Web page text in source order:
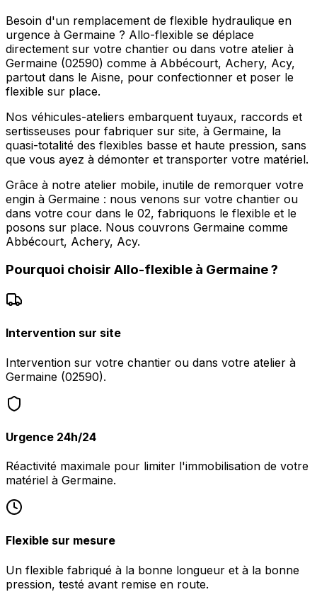
Besoin d'un remplacement de flexible hydraulique en
urgence à Germaine ? Allo-flexible se déplace
directement sur votre chantier ou dans votre atelier à
Germaine (02590) comme à Abbécourt, Achery, Acy,
partout dans le Aisne, pour confectionner et poser le
flexible sur place.
Nos véhicules-ateliers embarquent tuyaux, raccords et
sertisseuses pour fabriquer sur site, à Germaine, la
quasi-totalité des flexibles basse et haute pression, sans
que vous ayez à démonter et transporter votre matériel.
Grâce à notre atelier mobile, inutile de remorquer votre
engin à Germaine : nous venons sur votre chantier ou
dans votre cour dans le 02, fabriquons le flexible et le
posons sur place. Nous couvrons Germaine comme
Abbécourt, Achery, Acy.
Pourquoi choisir Allo-flexible à Germaine?
Intervention sur site
Intervention sur votre chantier ou dans votre atelier à
Germaine (02590).
Urgence 24h/24
Réactivité maximale pour limiter l'immobilisation de votre
matériel à Germaine.
Flexible sur mesure
Un flexible fabriqué à la bonne longueur et à la bonne
pression, testé avant remise en route.